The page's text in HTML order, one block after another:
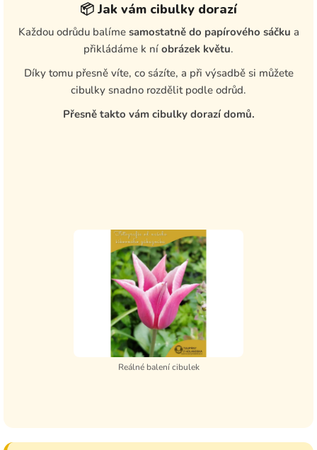
📦 Jak vám cibulky dorazí
Každou odrůdu balíme samostatně do papírového sáčku a
přikládáme k ní obrázek květu.
Díky tomu přesně víte, co sázíte, a při výsadbě si můžete
cibulky snadno rozdělit podle odrůd.
Přesně takto vám cibulky dorazí domů.
Reálné balení cibulek